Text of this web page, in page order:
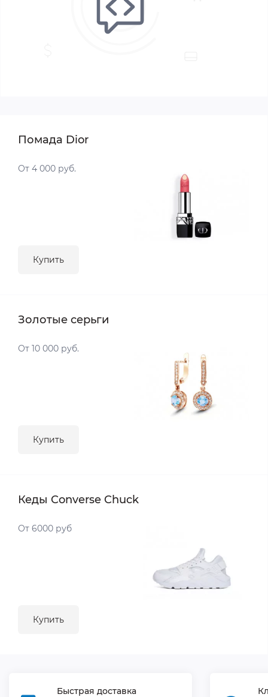
Помада Dior
От 4 000 руб.
Купить
Золотые серьги
От 10 000 руб.
Купить
Кеды Converse Chuck
От 6000 руб
Купить
Быстрая доставка